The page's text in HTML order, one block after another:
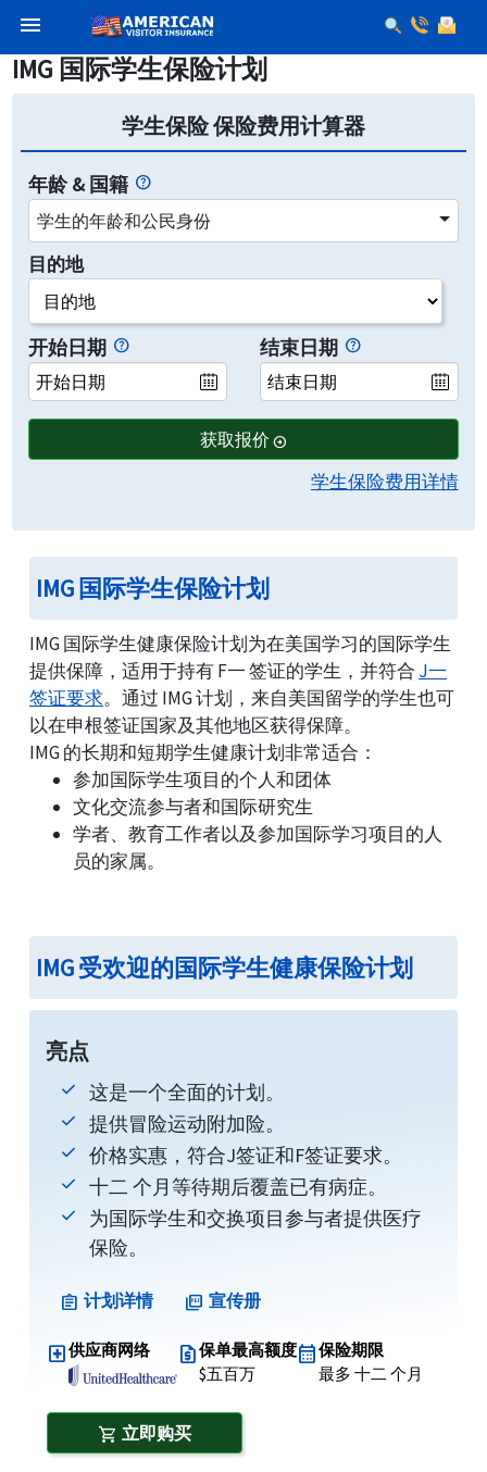
menu
IMG 国际学生保险计划
学生保险 保险费用计算器
年龄 & 国籍
学生的年龄和公民身份
目的地
开始日期 结束日期
获取报价 arrow_circle_right
学生保险费用详情
IMG 国际学生保险计划
IMG 国际学生健康保险计划为在美国学习的国际学生
提供保障，适用于持有 F一 签证的学生，并符合 J一
签证要求。通过 IMG 计划，来自美国留学的学生也可
以在申根签证国家及其他地区获得保障。
IMG 的长期和短期学生健康计划非常适合：
参加国际学生项目的个人和团体
文化交流参与者和国际研究生
学者、教育工作者以及参加国际学习项目的人
员的家属。
IMG 受欢迎的国际学生健康保险计划
亮点
这是一个全面的计划。
提供冒险运动附加险。
价格实惠，符合J签证和F签证要求。
十二 个月等待期后覆盖已有病症。
为国际学生和交换项目参与者提供医疗
保险。
assignment 计划详情 picture_as_pdf 宣传册
local_hospital供应商网络 request_quote保单最高额度
$五百万
calendar_month保险期限
最多 十二 个月
shopping_cart 立即购买